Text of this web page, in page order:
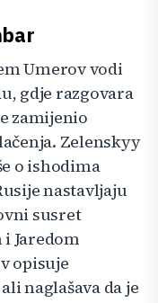
Umerov vodi
gdje razgovara
zamijenio
Zelenskyy
o ishodima
nastavljaju
susret
Jaredom
opisuje
naglašava da je